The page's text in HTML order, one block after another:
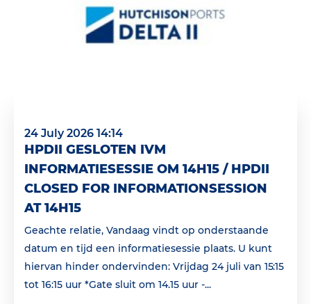
24 July 2026 14:14
HPDII GESLOTEN IVM
INFORMATIESESSIE OM 14H15 / HPDII
CLOSED FOR INFORMATIONSESSION
AT 14H15
Geachte relatie, Vandaag vindt op onderstaande
datum en tijd een informatiesessie plaats. U kunt
hiervan hinder ondervinden: Vrijdag 24 juli van 15:15
tot 16:15 uur *Gate sluit om 14.15 uur -...